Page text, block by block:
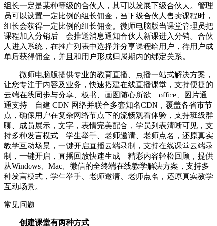
组长一定是某种等级的合伙人，其可以发展下级合伙人。管理
员可以设置一定比例的组长佣金，当下级合伙人售卖课程时，
组长会获得一定比例的组长佣金。微师电脑版当课堂管理员把
课程加入分销后，会推送消息通知合伙人新课进入分销。合伙
人进入系统，在推广列表中选择并分享课程给用户，待用户成
单后获得佣金，并且和用户形成归属期内的绑定关系。
微师电脑版提供专业的教育直播、点播一站式解决方案，
让您专注于内容及业务，快速搭建在线直播课堂，支持便捷的
云端在线同步与分享、板书、画图随心所欲，office、图片通
通支持，自建 CDN 网络并联合多套知名CDN，覆盖各省市节
点，确保用户在复杂网络节点下的流畅观看体验，支持班级群
聊、成员展示，文字，表情完美配合，学员列表清晰可见，支
持多种发言模式，学生举手、老师邀请、老师点名，还原真实
教学互动场景，一键开启直播云端录制，支持在线课堂云端录
制，一键开启，直播回放快速生成，精彩内容轻松回顾，提供
从Windows、Mac、微信的全终端在线教学解决方案，支持多
种发言模式，学生举手、老师邀请、老师点名，还原真实教学
互动场景。
常见问题
创建课堂有两种方式